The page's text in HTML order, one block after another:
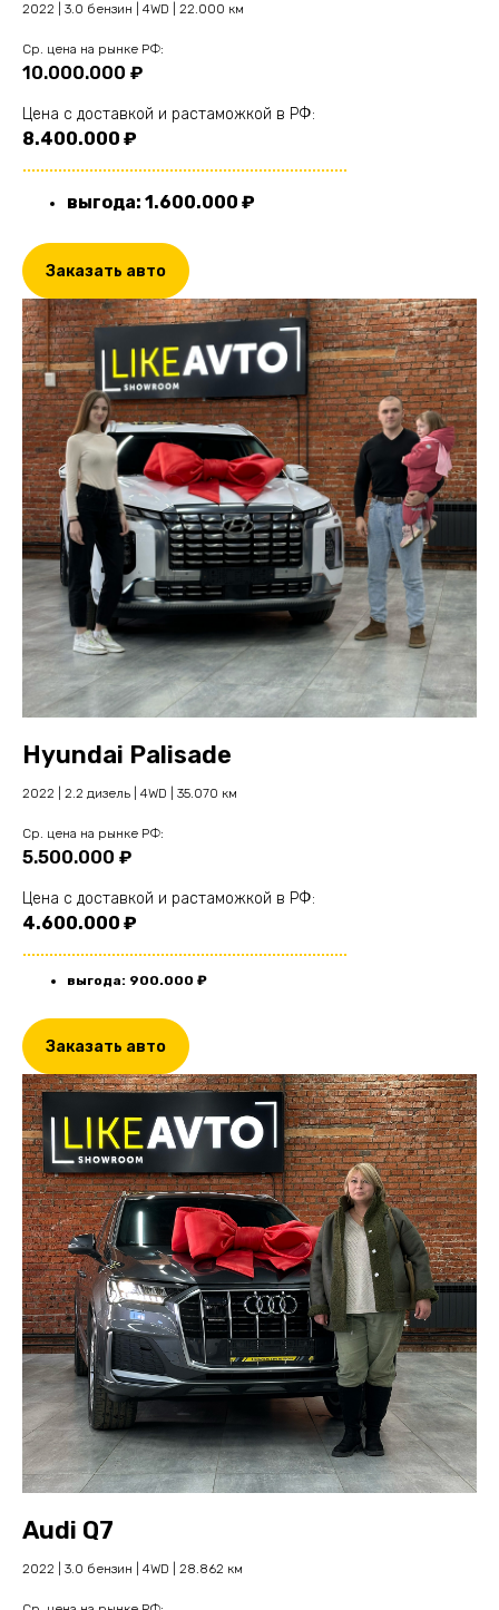
2022 | 3.0 бензин | 4WD | 22.000 км
Cр. цена на рынке РФ:
10.000.000 ₽
Цена с доставкой и растаможкой в РФ:
8.400.000 ₽
.........................................................................
выгода: 1.600.000 ₽
Заказать авто
Hyundai Palisade
2022 | 2.2 дизель | 4WD | 35.070 км
Cр. цена на рынке РФ:
5.500.000 ₽
Цена с доставкой и растаможкой в РФ:
4.600.000 ₽
.........................................................................
выгода: 900.000 ₽
Заказать авто
Audi Q7
2022 | 3.0 бензин | 4WD | 28.862 км